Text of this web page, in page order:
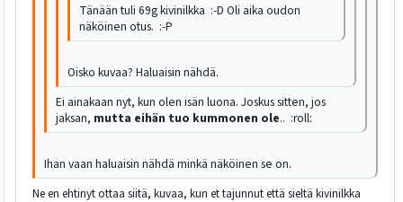
Tänään tuli 69g kivinilkka :-D Oli aika oudon
näköinen otus. :-P
Oisko kuvaa? Haluaisin nähdä.
Ei ainakaan nyt, kun olen isän luona. Joskus sitten, jos
jaksan, mutta eihän tuo kummonen ole.. :roll:
Ihan vaan haluaisin nähdä minkä näköinen se on.
Ne en ehtinyt ottaa siitä, kuvaa, kun et tajunnut että sieltä kivinilkka